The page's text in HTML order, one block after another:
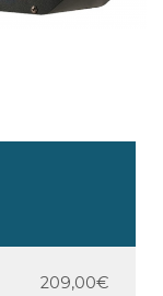
209,00€